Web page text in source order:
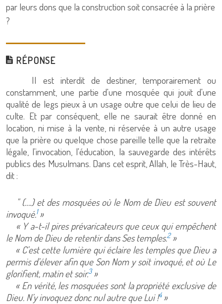
par leurs dons que la construction soit consacrée à la prière
?
RÉPONSE
Il est interdit de destiner, temporairement ou
constamment, une partie d'une mosquée qui jouit d'une
qualité de legs pieux à un usage outre que celui de lieu de
culte. Et par conséquent, elle ne saurait être donné en
location, ni mise à la vente, ni réservée à un autre usage
que la prière ou quelque chose pareille telle que la retraite
légale, l'invocation, l'éducation, la sauvegarde des intérêts
publics des Musulmans. Dans cet esprit, Allah, le Très-Haut,
dit :
" (….) et des mosquées où le Nom de Dieu est souvent
invoqué.1»
« Y a-t-il pires prévaricateurs que ceux qui empêchent
le Nom de Dieu de retentir dans Ses temples.2»
« C’est cette lumière qui éclaire les temples que Dieu a
permis d’élever afin que Son Nom y soit invoqué, et où Le
glorifient, matin et soir.3»
« En vérité, les mosquées sont la propriété exclusive de
Dieu. N’y invoquez donc nul autre que Lui !4»